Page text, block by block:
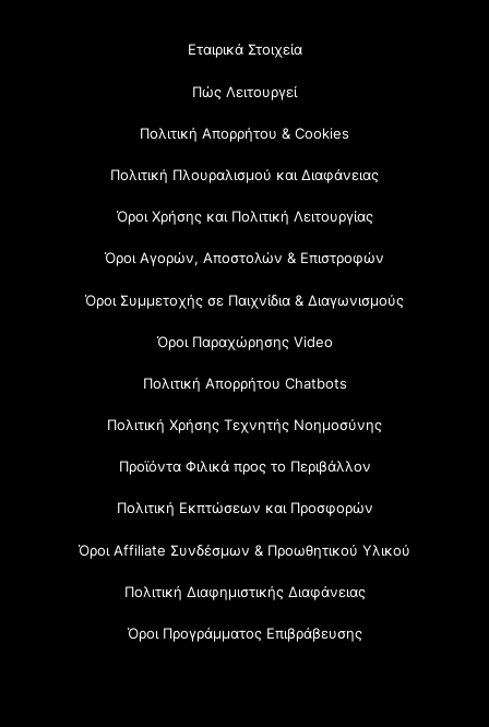
Εταιρικά Στοιχεία
Πώς Λειτουργεί
Πολιτική Απορρήτου & Cookies
Πολιτική Πλουραλισμού και Διαφάνειας
Όροι Χρήσης και Πολιτική Λειτουργίας
Όροι Αγορών, Αποστολών & Επιστροφών
Όροι Συμμετοχής σε Παιχνίδια & Διαγωνισμούς
Όροι Παραχώρησης Video
Πολιτική Απορρήτου Chatbots
Πολιτική Χρήσης Τεχνητής Νοημοσύνης
Προϊόντα Φιλικά προς το Περιβάλλον
Πολιτική Εκπτώσεων και Προσφορών
Όροι Affiliate Συνδέσμων & Προωθητικού Υλικού
Πολιτική Διαφημιστικής Διαφάνειας
Όροι Προγράμματος Επιβράβευσης